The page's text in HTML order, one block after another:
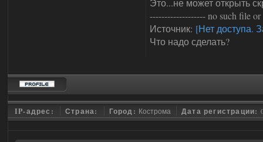
Это...не может открыть
------------------- no such file
Источник: [Нет доступа.
Что надо сделать?
IP-адрес: Страна: Город: Кострома Дата регистрации: